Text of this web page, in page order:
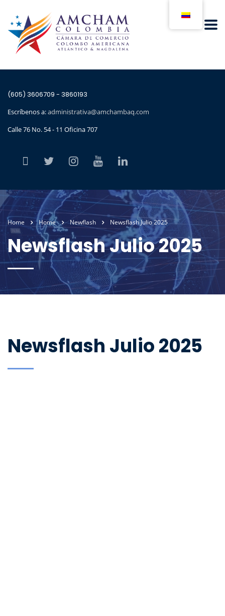
(605) 3606709 - 3860193
Escríbenos a:administrativa@amchambaq.com
Calle 76 No. 54 - 11 Oficina 707
Home Home Newflash Newsflash Julio 2025
Newsflash Julio 2025
Newsflash Julio 2025